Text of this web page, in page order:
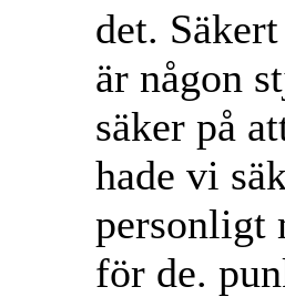
det.
är någon
säker på
hade vi
personligt
för de.